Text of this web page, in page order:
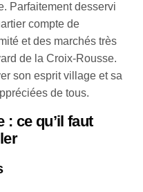
Parfaitement desservi
compte de
et des marchés très
de la Croix-Rousse.
son esprit village et sa
de tous.
: ce qu’il faut